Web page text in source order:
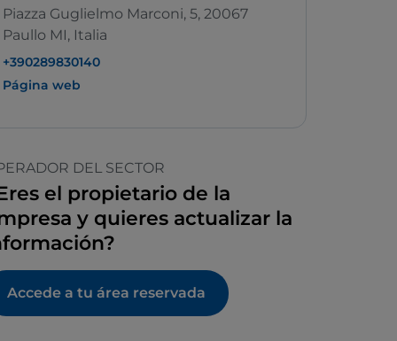
Piazza Guglielmo Marconi, 5, 20067
Paullo MI, Italia
+390289830140
Página web
DEL SECTOR
el propietario de la
y quieres actualizar la
Accede a tu área reservada